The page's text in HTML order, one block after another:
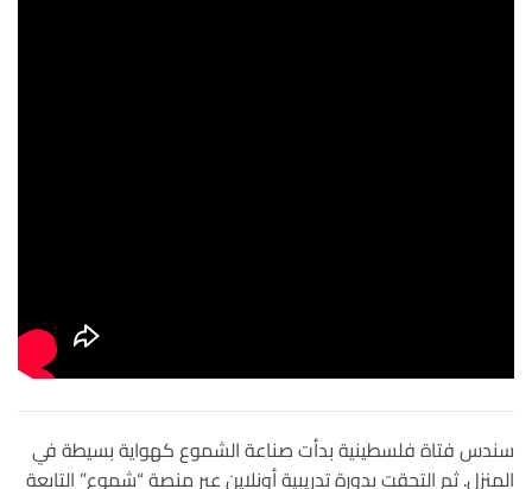
سندس فتاة فلسطينية بدأت صناعة الشموع كهواية بسيطة في
المنزل. ثم التحقت بدورة تدريبية أونلاين عبر منصة “شموع” التابعة